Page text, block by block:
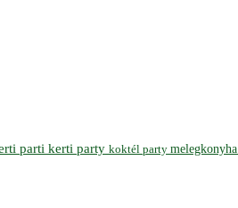
parti kerti party koktél party melegkonyha